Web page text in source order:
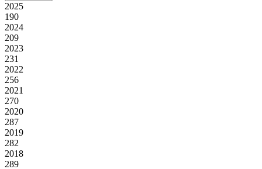
2025
190
2024
209
2023
231
2022
256
2021
270
2020
287
2019
282
2018
289